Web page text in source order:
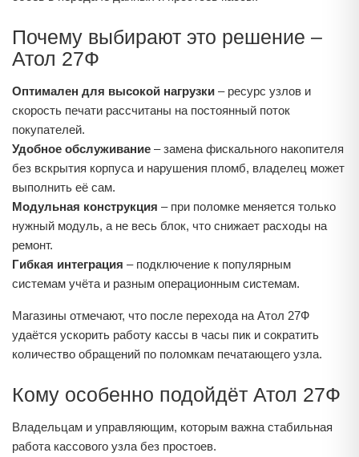
Почему выбирают это решение –
Атол 27Ф
Оптимален для высокой нагрузки – ресурс узлов и
скорость печати рассчитаны на постоянный поток
покупателей.
Удобное обслуживание – замена фискального накопителя
без вскрытия корпуса и нарушения пломб, владелец может
выполнить её сам.
Модульная конструкция – при поломке меняется только
нужный модуль, а не весь блок, что снижает расходы на
ремонт.
Гибкая интеграция – подключение к популярным
системам учёта и разным операционным системам.
Магазины отмечают, что после перехода на Атол 27Ф
удаётся ускорить работу кассы в часы пик и сократить
количество обращений по поломкам печатающего узла.
Кому особенно подойдёт Атол 27Ф
Владельцам и управляющим, которым важна стабильная
работа кассового узла без простоев.